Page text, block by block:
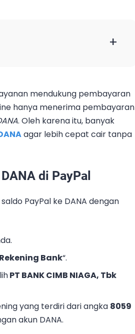
+
mendukung pembayaran
hanya menerima pembayaran
. Oleh karena itu, banyak
agar lebih cepat cair tanpa
di PayPal
PayPal ke DANA dengan
Bank“.
PT BANK CIMB NIAGA, Tbk
yang terdiri dari angka 8059
akun DANA.